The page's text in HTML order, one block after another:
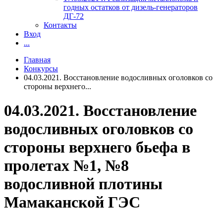
годных остатков от дизель-генераторов
ДГ-72
Контакты
Вход
...
Главная
Конкурсы
04.03.2021. Восстановление водосливных оголовков со
стороны верхнего...
04.03.2021. Восстановление
водосливных оголовков со
стороны верхнего бьефа в
пролетах №1, №8
водосливной плотины
Мамаканской ГЭС